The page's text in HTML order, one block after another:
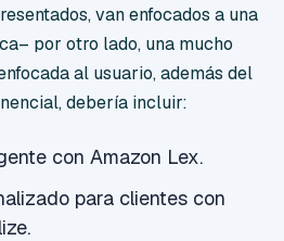
van enfocados a una
por otro lado, una mucho
al usuario, además del
debería incluir:
con Amazon Lex.
para clientes con